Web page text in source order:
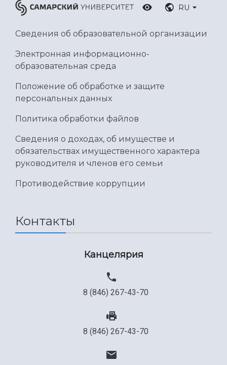
Умный дом бабочек
Сведения об образовательной организации
Официальные документы
RU
Сведения об образовательной организации
Электронная информационно-
образовательная среда
Положение об обработке и защите
персональных данных
Политика обработки файлов
Сведения о доходах, об имуществе и
обязательствах имущественного характера
руководителя и членов его семьи
Противодействие коррупции
Контакты
Канцелярия
8 (846) 267-43-70
8 (846) 267-43-70